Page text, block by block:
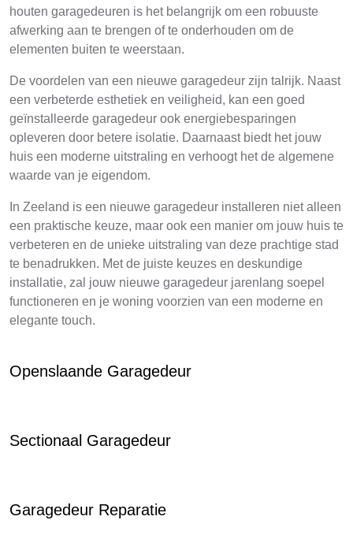
houten garagedeuren is het belangrijk om een robuuste
afwerking aan te brengen of te onderhouden om de
elementen buiten te weerstaan.
De voordelen van een nieuwe garagedeur zijn talrijk. Naast
een verbeterde esthetiek en veiligheid, kan een goed
geïnstalleerde garagedeur ook energiebesparingen
opleveren door betere isolatie. Daarnaast biedt het jouw
huis een moderne uitstraling en verhoogt het de algemene
waarde van je eigendom.
In Zeeland is een nieuwe garagedeur installeren niet alleen
een praktische keuze, maar ook een manier om jouw huis te
verbeteren en de unieke uitstraling van deze prachtige stad
te benadrukken. Met de juiste keuzes en deskundige
installatie, zal jouw nieuwe garagedeur jarenlang soepel
functioneren en je woning voorzien van een moderne en
elegante touch.
Openslaande Garagedeur
Sectionaal Garagedeur
Garagedeur Reparatie